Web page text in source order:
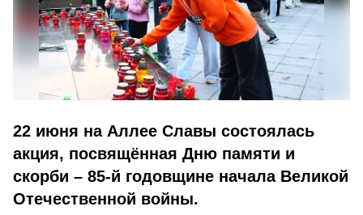
22 июня на Аллее Славы состоялась
акция, посвящённая Дню памяти и
скорби – 85-й годовщине начала Великой
Отечественной войны.